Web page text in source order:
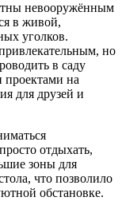
невооружённым
в живой,
уголков.
но
в саду
проектами на
для друзей и
отдыхать,
зоны для
что позволило
обстановке.